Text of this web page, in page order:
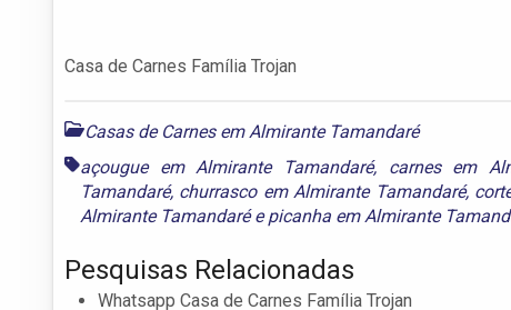
Casa de Carnes Família Trojan
Casas de Carnes em Almirante Tamandaré
açougue em Almirante Tamandaré, carnes em
Tamandaré, churrasco em Almirante Tamandaré,
Almirante Tamandaréepicanha em Almirante
Pesquisas Relacionadas
Whatsapp Casa de Carnes Família Trojan